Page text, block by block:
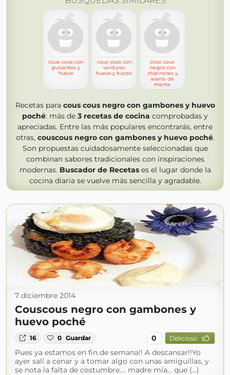
cous-cous con
guisantes y
huevo
cous cous con
verduras
huevo y bacon
cous-cous
negro con
chipirones y
aceite de
menta
Recetas para cous cous negro con gambones y huevo
poché: más de 3 recetas de cocina comprobadas y
apreciadas. Entre las más populares encontrarás, entre
otras, couscous negro con gambones y huevo poché.
Son propuestas cuidadosamente seleccionadas que
combinan sabores tradicionales con inspiraciones
modernas. Buscador de Recetases el lugar donde la
cocina diaria se vuelve más sencilla y agradable.
7 diciembre 2014
Couscous negro con gambones y
huevo poché
16 0 Guardar 0 Delicioso
Pues ya estamos en fin de semana!! A descansar!!Yo
ayer salí a cenar y a tomar algo con unas amiguillas, y
se nota la falta de costumbre.... madre mía... que (...)